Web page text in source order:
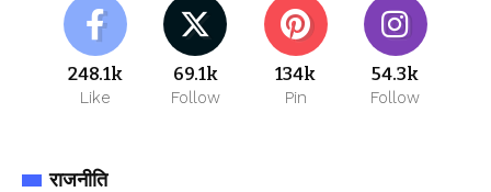
248.1k
Like
69.1k
Follow
134k
Pin
54.3k
Follow
राजनीति